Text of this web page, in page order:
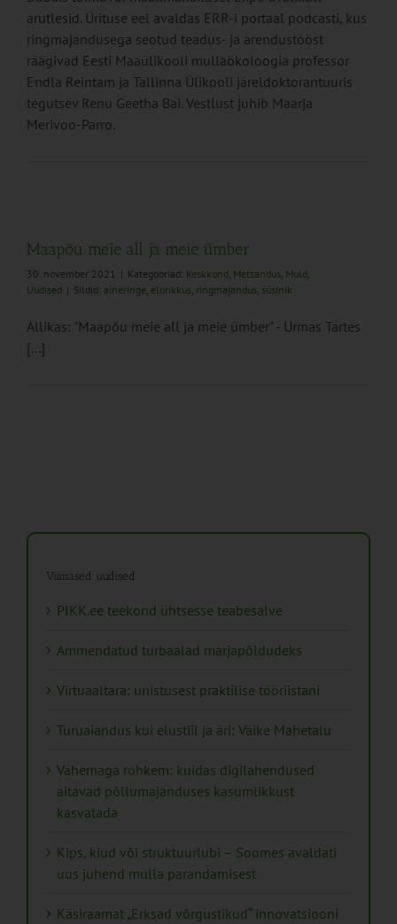
arutlesid. Ürituse eel avaldas ERR-i portaal podcasti, kus
ringmajandusega seotud teadus- ja arendustööst
räägivad Eesti Maaülikooli mullaökoloogia professor
Endla Reintam ja Tallinna Ülikooli järeldoktorantuuris
tegutsev Renu Geetha Bai. Vestlust juhib Maarja
Merivoo-Parro.
Maapõu meie all ja meie ümber
30. november 2021 | Kategooriad: Keskkond, Metsandus, Muld,
Uudised | Sildid: aineringe, elurikkus, ringmajandus, süsinik
Allikas: "Maapõu meie all ja meie ümber" - Urmas Tartes
[...]
Viimased uudised
PIKK.ee teekond ühtsesse teabesalve
Ammendatud turbaalad marjapõldudeks
Virtuaaltara: unistusest praktilise tööriistani
Turuaiandus kui elustiil ja äri: Väike Mahetalu
Vähemaga rohkem: kuidas digilahendused
aitavad põllumajanduses kasumlikkust
kasvatada
Kips, kiud või struktuurlubi – Soomes avaldati
uus juhend mulla parandamisest
Käsiraamat „Erksad võrgustikud“ innovatsiooni